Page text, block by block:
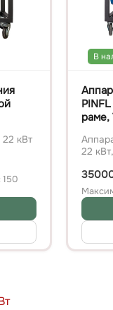
22 кВт
150
В
раме,
22